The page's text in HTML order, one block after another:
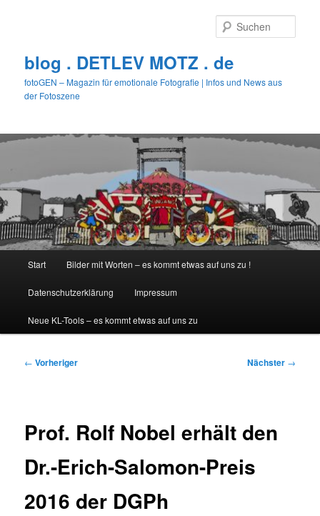
blog . DETLEV MOTZ . de
fotoGEN – Magazin für emotionale Fotografie | Infos und News aus
der Fotoszene
Start Bilder mit Worten – es kommt etwas auf uns zu !
Datenschutzerklärung Impressum
Neue KL-Tools – es kommt etwas auf uns zu
Beitragsnavigation
← Vorheriger Nächster →
Prof. Rolf Nobel erhält den
Dr.-Erich-Salomon-Preis
2016 der DGPh